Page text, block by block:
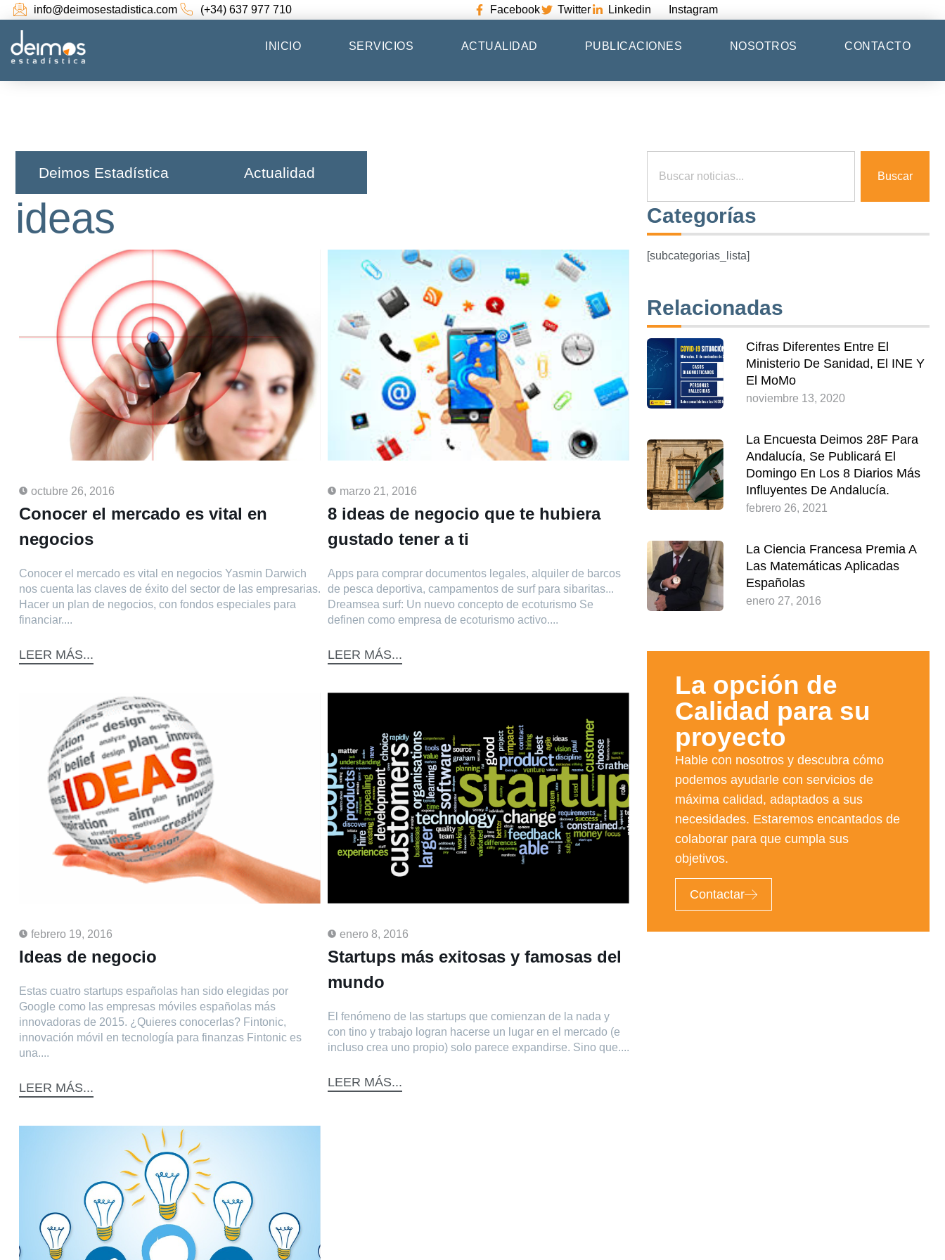
info@deimosestadistica.com (+34) 637 977 710 Facebook Twitter Linkedin Instagram
INICIO SERVICIOS ACTUALIDAD PUBLICACIONES NOSOTROS CONTACTO
Buscar
Categorías
[subcategorias_lista]
Relacionadas
Cifras Diferentes Entre El
Ministerio De Sanidad, El INE Y
El MoMo
noviembre 13, 2020
La Encuesta Deimos 28F Para
Andalucía, Se Publicará El
Domingo En Los 8 Diarios Más
Influyentes De Andalucía.
febrero 26, 2021
La Ciencia Francesa Premia A
Las Matemáticas Aplicadas
Españolas
enero 27, 2016
La opción de
Calidad para su
proyecto​
Hable con nosotros y descubra cómo
podemos ayudarle con servicios de
máxima calidad, adaptados a sus
necesidades. Estaremos encantados de
colaborar para que cumpla sus
objetivos.
Contactar
Deimos Estadística​ Actualidad
ideas
octubre 26, 2016
Conocer el mercado es vital en
negocios
Conocer el mercado es vital en negocios Yasmin Darwich
nos cuenta las claves de éxito del sector de las empresarias.
Hacer un plan de negocios, con fondos especiales para
financiar....
LEER MÁS...
marzo 21, 2016
8 ideas de negocio que te hubiera
gustado tener a ti
Apps para comprar documentos legales, alquiler de barcos
de pesca deportiva, campamentos de surf para sibaritas...
Dreamsea surf: Un nuevo concepto de ecoturismo Se
definen como empresa de ecoturismo activo....
LEER MÁS...
febrero 19, 2016
Ideas de negocio
Estas cuatro startups españolas han sido elegidas por
Google como las empresas móviles españolas más
innovadoras de 2015. ¿Quieres conocerlas? Fintonic,
innovación móvil en tecnología para finanzas Fintonic es
una....
LEER MÁS...
enero 8, 2016
Startups más exitosas y famosas del
mundo
El fenómeno de las startups que comienzan de la nada y
con tino y trabajo logran hacerse un lugar en el mercado (e
incluso crea uno propio) solo parece expandirse. Sino que....
LEER MÁS...